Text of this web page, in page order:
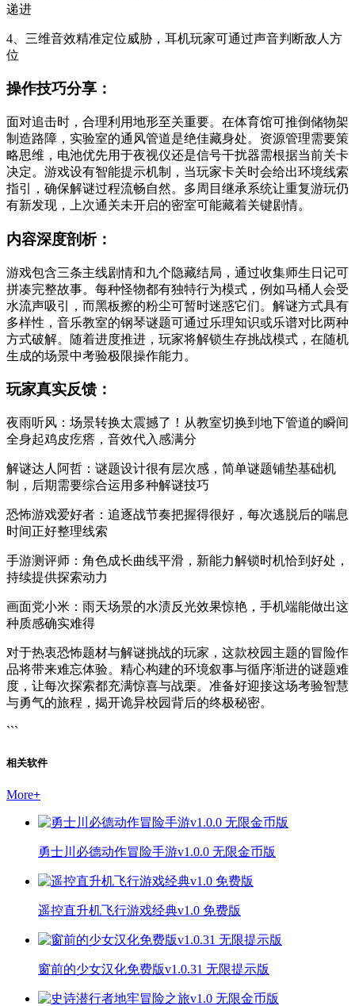
递进
4、三维音效精准定位威胁，耳机玩家可通过声音判断敌人方
位
操作技巧分享：
面对追击时，合理利用地形至关重要。在体育馆可推倒储物架
制造路障，实验室的通风管道是绝佳藏身处。资源管理需要策
略思维，电池优先用于夜视仪还是信号干扰器需根据当前关卡
决定。游戏设有智能提示机制，当玩家卡关时会给出环境线索
指引，确保解谜过程流畅自然。多周目继承系统让重复游玩仍
有新发现，上次通关未开启的密室可能藏着关键剧情。
内容深度剖析：
游戏包含三条主线剧情和九个隐藏结局，通过收集师生日记可
拼凑完整故事。每种怪物都有独特行为模式，例如马桶人会受
水流声吸引，而黑板擦的粉尘可暂时迷惑它们。解谜方式具有
多样性，音乐教室的钢琴谜题可通过乐理知识或乐谱对比两种
方式破解。随着进度推进，玩家将解锁生存挑战模式，在随机
生成的场景中考验极限操作能力。
玩家真实反馈：
夜雨听风：场景转换太震撼了！从教室切换到地下管道的瞬间
全身起鸡皮疙瘩，音效代入感满分
解谜达人阿哲：谜题设计很有层次感，简单谜题铺垫基础机
制，后期需要综合运用多种解谜技巧
恐怖游戏爱好者：追逐战节奏把握得很好，每次逃脱后的喘息
时间正好整理线索
手游测评师：角色成长曲线平滑，新能力解锁时机恰到好处，
持续提供探索动力
画面党小米：雨天场景的水渍反光效果惊艳，手机端能做出这
种质感确实难得
对于热衷恐怖题材与解谜挑战的玩家，这款校园主题的冒险作
品将带来难忘体验。精心构建的环境叙事与循序渐进的谜题难
度，让每次探索都充满惊喜与战栗。准备好迎接这场考验智慧
与勇气的旅程，揭开诡异校园背后的终极秘密。
```
相关软件
More+
勇士川必德动作冒险手游v1.0.0 无限金币版
遥控直升机飞行游戏经典v1.0 免费版
窗前的少女汉化免费版v1.0.31 无限提示版